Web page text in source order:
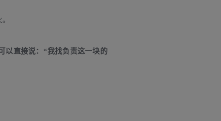
以直接说：“我找负责这一块的